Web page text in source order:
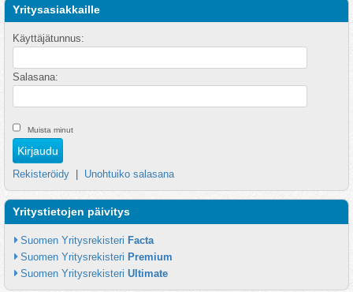
Yritysasiakkaille
Käyttäjätunnus:
Salasana:
Muista minut
Rekisteröidy Unohtuiko salasana
Yritystietojen päivitys
Suomen Yritysrekisteri Facta
Suomen Yritysrekisteri Premium
Suomen Yritysrekisteri Ultimate